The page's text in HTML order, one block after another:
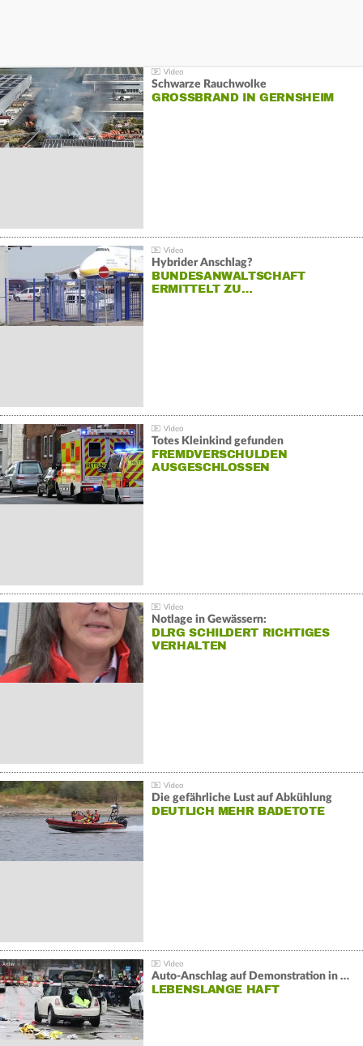
Schwarze Rauchwolke
GROSSBRAND IN GERNSHEIM
Hybrider Anschlag?
BUNDESANWALTSCHAFT
ERMITTELT ZU…
Totes Kleinkind gefunden
FREMDVERSCHULDEN
AUSGESCHLOSSEN
Notlage in Gewässern:
DLRG SCHILDERT RICHTIGES
VERHALTEN
Die gefährliche Lust auf Abkühlung
DEUTLICH MEHR BADETOTE
Auto-Anschlag auf Demonstration in München:
LEBENSLANGE HAFT